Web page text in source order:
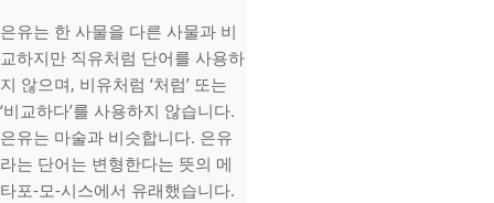
은유는 한 사물을 다른 사물과 비
교하지만 직유처럼 단어를 사용하
지 않으며, 비유처럼 ‘처럼’ 또는
‘비교하다’를 사용하지 않습니다.
은유는 마술과 비슷합니다. 은유
라는 단어는 변형한다는 뜻의 메
타포-모-시스에서 유래했습니다.